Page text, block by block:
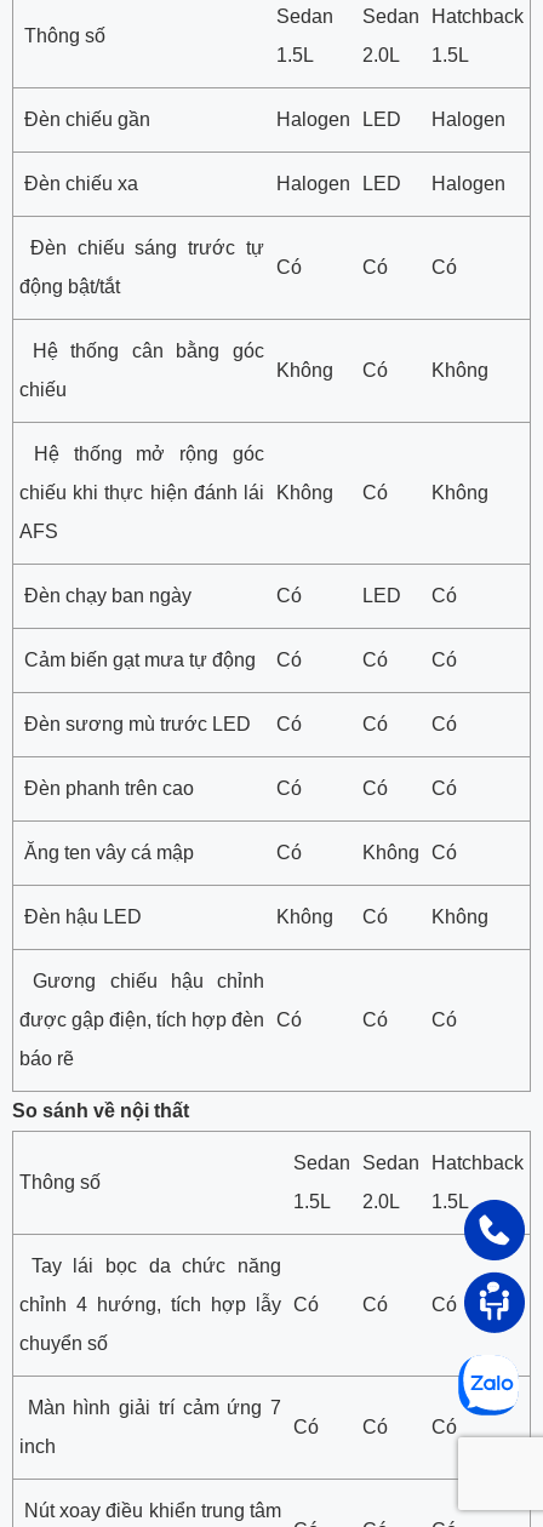
Thông số
Sedan
1.5L
Sedan
2.0L
Hatchback
1.5L
Đèn chiếu gần Halogen LED Halogen
Đèn chiếu xa Halogen LED Halogen
Đèn chiếu sáng trước tự
động bật/tắt
Có Có Có
Hệ thống cân bằng góc
chiếu
Không Có Không
Hệ thống mở rộng góc
chiếu khi thực hiện đánh lái
AFS
Không Có Không
Đèn chạy ban ngày Có LED Có
Cảm biến gạt mưa tự động Có Có Có
Đèn sương mù trước LED Có Có Có
Đèn phanh trên cao Có Có Có
Ăng ten vây cá mập Có Không Có
Đèn hậu LED Không Có Không
Gương chiếu hậu chỉnh
được gập điện, tích hợp đèn
báo rẽ
Có Có Có
So sánh về nội thất
Thông số
Sedan
1.5L
Sedan
2.0L
Hatchback
1.5L
Tay lái bọc da chức năng
chỉnh 4 hướng, tích hợp lẫy
chuyển số
Có Có Có
Màn hình giải trí cảm ứng 7
inch
Có Có Có
Nút xoay điều khiển trung tâm